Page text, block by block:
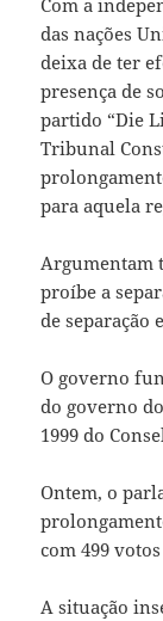
das nações
deixa de ter
presença de
partido “Die
Tribunal
para aquela
Argumentam
proíbe a
de separação
O governo
do governo
1999 do
Ontem, o
com 499
A situação